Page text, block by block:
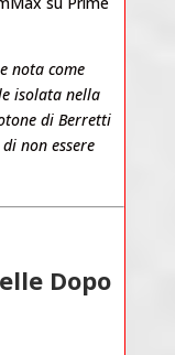
nota come
isolata nella
di Berretti
non essere
Dopo